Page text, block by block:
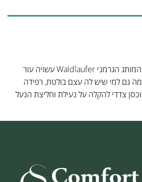
נעל הליכה מעולה מבית המותג הגרמני Waldlaufer עשויה עור
גם למי שיש לה עצם בולטת, רפידה
צדדי להקלה על נעילת וחליצת הנעל